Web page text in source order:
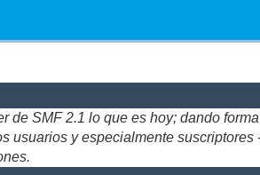
SMF 2.1 lo que es hoy; dando
y especialmente